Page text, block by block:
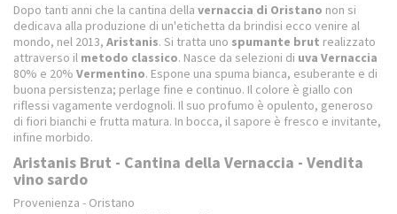
Dopo tanti anni che la cantina della vernaccia di Oristano non si
dedicava alla produzione di un'etichetta da brindisi ecco venire al
mondo, nel 2013, Aristanis. Si tratta uno spumante brut realizzato
attraverso il metodo classico. Nasce da selezioni di uva Vernaccia
80% e 20% Vermentino. Espone una spuma bianca, esuberante e di
buona persistenza; perlage fine e continuo. Il colore è giallo con
riflessi vagamente verdognoli. Il suo profumo è opulento, generoso
di fiori bianchi e frutta matura. In bocca, il sapore è fresco e invitante,
infine morbido.
Aristanis Brut - Cantina della Vernaccia - Vendita
vino sardo
Provenienza - Oristano